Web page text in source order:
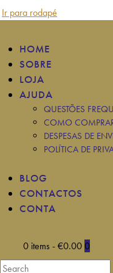
Ir para rodapé
HOME
SOBRE
LOJA
AJUDA
QUESTÕES
COMO
DESPESAS DE
POLÍTICA DE
BLOG
CONTACTOS
CONTA
0 items - €0.00 0